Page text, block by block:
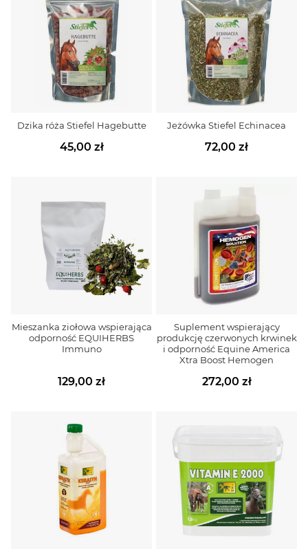
Dzika róża Stiefel Hagebutte
45,00 zł
Jeżówka Stiefel Echinacea
72,00 zł
Mieszanka ziołowa wspierająca
odporność EQUIHERBS
Immuno
129,00 zł
Suplement wspierający
produkcję czerwonych krwinek
i odporność Equine America
Xtra Boost Hemogen
272,00 zł